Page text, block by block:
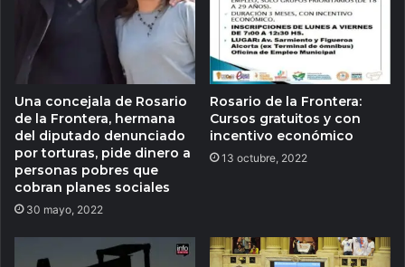
Una concejala de Rosario
de la Frontera, hermana
del diputado denunciado
por torturas, pide dinero a
personas pobres que
cobran planes sociales
30 mayo, 2022
Rosario de la Frontera:
Cursos gratuitos y con
incentivo económico
13 octubre, 2022